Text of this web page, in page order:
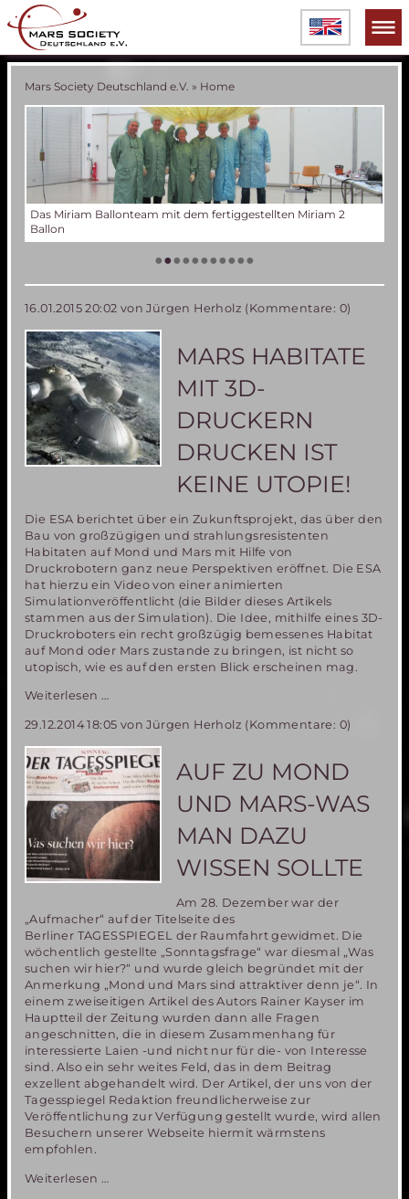
Mars Society Deutschland e.V. » Home
Miriam 2 Verschiedene Phasen der Miriam 2 Ballonentwicklung
•••••••••••
16.01.2015 20:02 von Jürgen Herholz (Kommentare: 0)
MARS HABITATE
MIT 3D-
DRUCKERN
DRUCKEN IST
KEINE UTOPIE!
Die ESA berichtet über ein Zukunftsprojekt, das über den
Bau von großzügigen und strahlungsresistenten
Habitaten auf Mond und Mars mit Hilfe von
Druckrobotern ganz neue Perspektiven eröffnet. Die ESA
hat hierzu ein Video von einer animierten
Simulationveröffentlicht (die Bilder dieses Artikels
stammen aus der Simulation). Die Idee, mithilfe eines 3D-
Druckroboters ein recht großzügig bemessenes Habitat
auf Mond oder Mars zustande zu bringen, ist nicht so
utopisch, wie es auf den ersten Blick erscheinen mag.
Weiterlesen …
mit
3D-
Druckern
drucken
ist
keine
Utopie!
29.12.2014 18:05 von Jürgen Herholz (Kommentare: 0)
AUF ZU MOND
UND MARS-WAS
MAN DAZU
WISSEN SOLLTE
Am 28. Dezember war der
„Aufmacher“ auf der Titelseite des
Berliner TAGESSPIEGEL der Raumfahrt gewidmet. Die
wöchentlich gestellte „Sonntagsfrage“ war diesmal „Was
suchen wir hier?“ und wurde gleich begründet mit der
Anmerkung „Mond und Mars sind attraktiver denn je“. In
einem zweiseitigen Artikel des Autors Rainer Kayser im
Hauptteil der Zeitung wurden dann alle Fragen
angeschnitten, die in diesem Zusammenhang für
interessierte Laien -und nicht nur für die- von Interesse
sind. Also ein sehr weites Feld, das in dem Beitrag
exzellent abgehandelt wird. Der Artikel, der uns von der
Tagesspiegel Redaktion freundlicherweise zur
Veröffentlichung zur Verfügung gestellt wurde, wird allen
Besuchern unserer Webseite hiermit wärmstens
empfohlen.
Weiterlesen …